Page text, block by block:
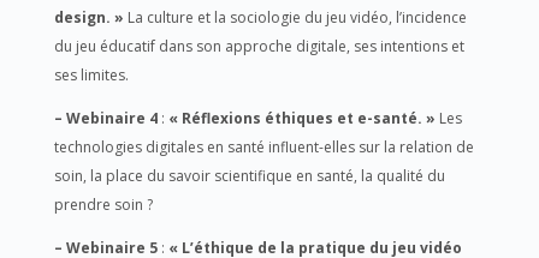
design. » La culture et la sociologie du jeu vidéo, l’incidence
du jeu éducatif dans son approche digitale, ses intentions et
ses limites.
– Webinaire 4: « Réflexions éthiques et e-santé. » Les
technologies digitales en santé influent-elles sur la relation de
soin, la place du savoir scientifique en santé, la qualité du
prendre soin ?
– Webinaire 5: « L’éthique de la pratique du jeu vidéo